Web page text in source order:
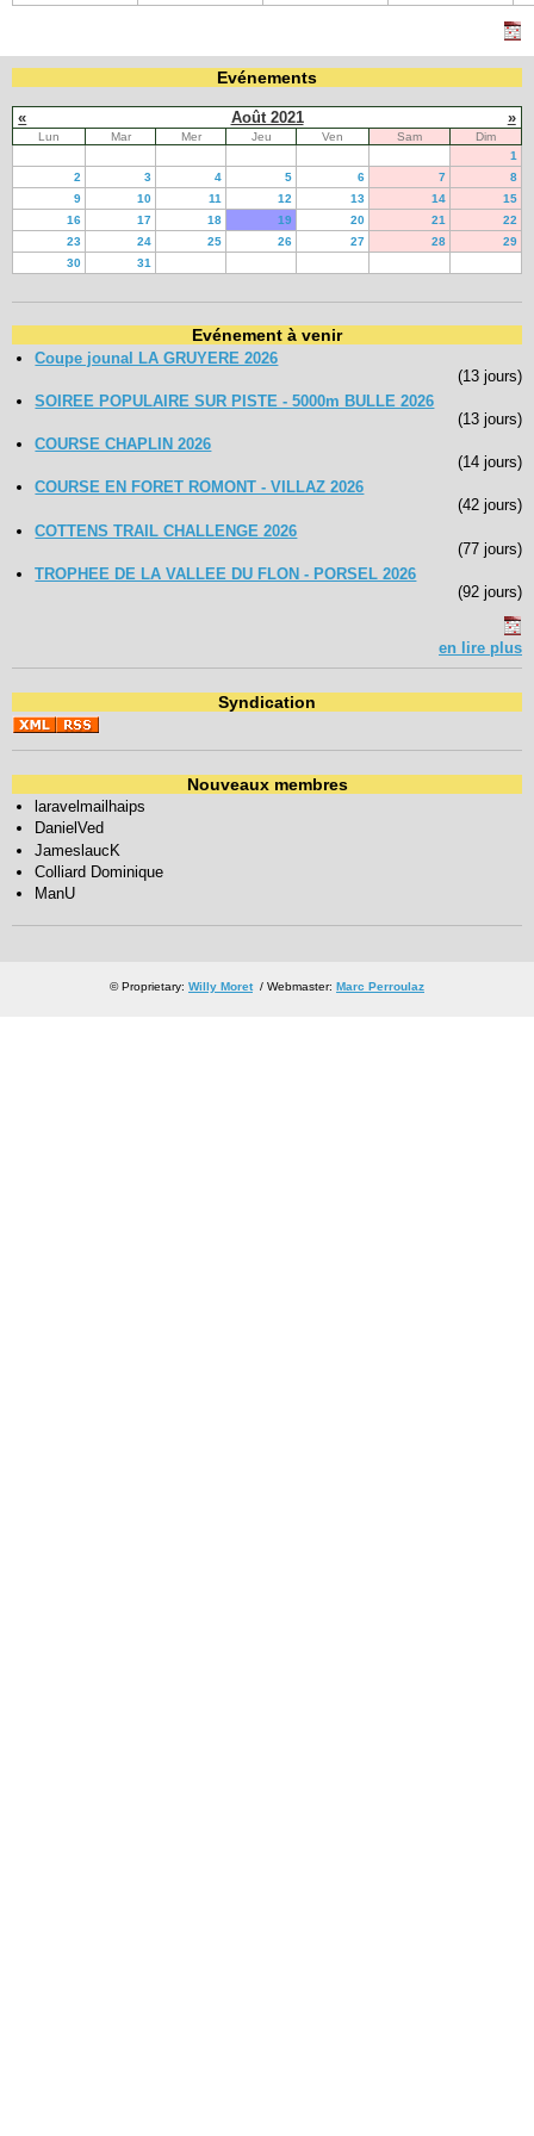
Evénements
« Août 2021 »
Lun Mar Mer Jeu Ven Sam
Dim
1
2
3 4 5 6 7
8
9
10 11 12 13 14
15
16
17 18 19 20 21
22
23
24 25 26 27 28
29
30
31
Evénement à venir
Coupe jounal LA GRUYERE 2026
(13 jours)
SOIREE POPULAIRE SUR PISTE - 5000m BULLE 2026
(13 jours)
COURSE CHAPLIN 2026
(14 jours)
COURSE EN FORET ROMONT - VILLAZ 2026
(42 jours)
COTTENS TRAIL CHALLENGE 2026
(77 jours)
TROPHEE DE LA VALLEE DU FLON - PORSEL 2026
(92 jours)
en lire plus
Syndication
Nouveaux membres
laravelmailhaips
DanielVed
JameslaucK
Colliard Dominique
ManU
© Proprietary: Willy Moret/ Webmaster: Marc Perroulaz